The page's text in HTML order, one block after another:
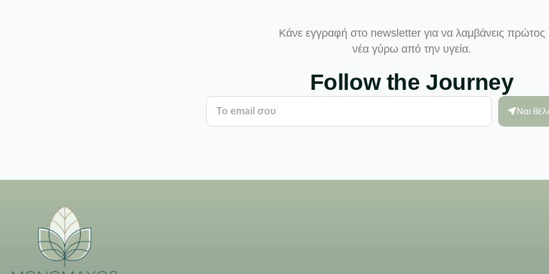
Κάνε εγγραφή στο newsletter για να λαμβάνεις πρώτος
νέα γύρω από την υγεία.
Follow the Journey
Ναι